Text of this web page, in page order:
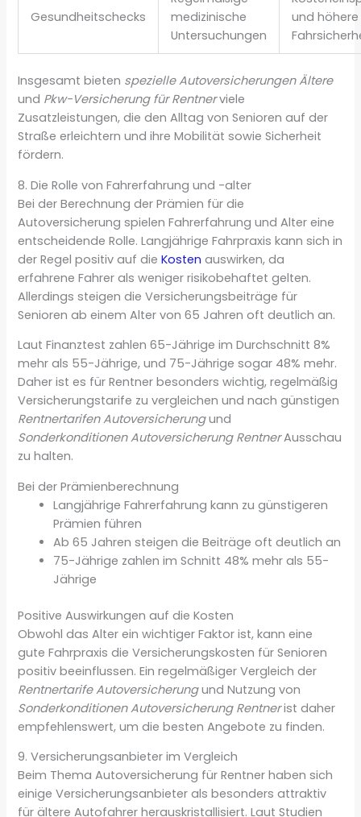
Gesundheitschecks
medizinische
Untersuchungen
und höhere
Insgesamt bieten spezielle Autoversicherungen Ältere
und Pkw-Versicherung für Rentnerviele
Zusatzleistungen, die den Alltag von Senioren auf der
Straße erleichtern und ihre Mobilität sowie Sicherheit
fördern.
8. Die Rolle von Fahrerfahrung und -alter
Bei der Berechnung der Prämien für die
Autoversicherung spielen Fahrerfahrung und Alter eine
entscheidende Rolle. Langjährige Fahrpraxis kann sich in
der Regel positiv auf dieKosten auswirken, da
erfahrene Fahrer als weniger risikobehaftet gelten.
Allerdings steigen die Versicherungsbeiträge für
Senioren ab einem Alter von 65 Jahren oft deutlich an.
Laut Finanztest zahlen 65-Jährige im Durchschnitt 8%
mehr als 55-Jährige, und 75-Jährige sogar 48% mehr.
Daher ist es für Rentner besonders wichtig, regelmäßig
Versicherungstarife zu vergleichen und nach günstigen
Rentnertarifen Autoversicherungund
Sonderkonditionen Autoversicherung RentnerAusschau
zu halten.
Bei der Prämienberechnung
Langjährige Fahrerfahrung kann zu günstigeren
Prämien führen
Ab 65 Jahren steigen die Beiträge oft deutlich an
75-Jährige zahlen im Schnitt 48% mehr als 55-
Jährige
Positive Auswirkungen auf die Kosten
Obwohl das Alter ein wichtiger Faktor ist, kann eine
gute Fahrpraxis die Versicherungskosten für Senioren
positiv beeinflussen. Ein regelmäßiger Vergleich der
Rentnertarife Autoversicherungund Nutzung von
Sonderkonditionen Autoversicherung Rentnerist daher
empfehlenswert, um die besten Angebote zu finden.
9. Versicherungsanbieter im Vergleich
Beim Thema Autoversicherung für Rentner haben sich
einige Versicherungsanbieter als besonders attraktiv
für ältere Autofahrer herauskristallisiert. Laut Studien